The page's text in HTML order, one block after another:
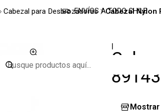
ENVÍOS A TODO CHILE
Cabezal para Desbrozadoras Cabezal Nylon
|